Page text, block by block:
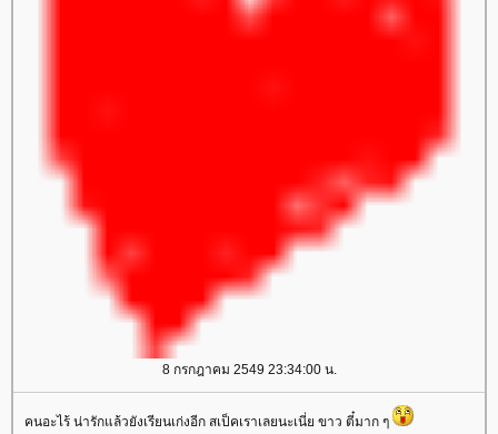
8 กรกฎาคม 2549 23:34:00 น.
คนอะไร้ น่ารักแล้วยังเรียนเก่งอีก สเป็คเราเลยนะเนี่ย ขาว ตี๋มาก ๆ